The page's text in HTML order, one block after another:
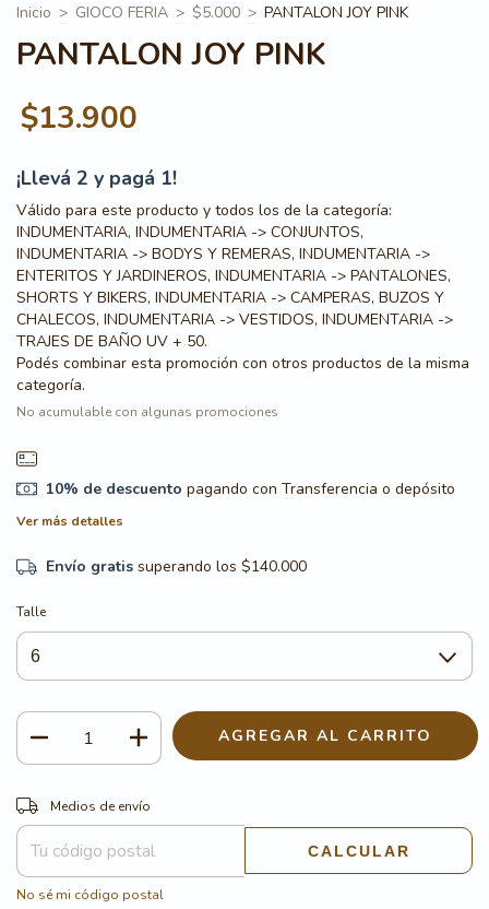
Inicio > GIOCO FERIA > $5.000 > PANTALON JOY PINK
PANTALON JOY PINK
$13.900
¡Llevá 2 y pagá 1!
Válido para este producto y todos los de la categoría:
INDUMENTARIA, INDUMENTARIA -> CONJUNTOS,
INDUMENTARIA -> BODYS Y REMERAS, INDUMENTARIA ->
ENTERITOS Y JARDINEROS, INDUMENTARIA -> PANTALONES,
SHORTS Y BIKERS, INDUMENTARIA -> CAMPERAS, BUZOS Y
CHALECOS, INDUMENTARIA -> VESTIDOS, INDUMENTARIA ->
TRAJES DE BAÑO UV + 50.
Podés combinar esta promoción con otros productos de la misma
categoría.
No acumulable con algunas promociones
10% de descuento pagando con Transferencia o depósito
Ver más detalles
Envío gratis superando los $140.000
Talle
Entregas para el CP:
Medios de envío
CALCULAR
No sé mi código postal